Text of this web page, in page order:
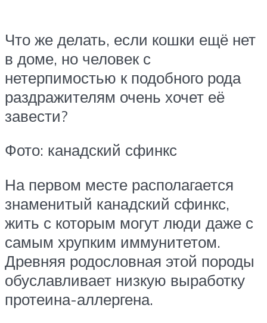
Что же делать, если кошки ещё нет
в доме, но человек с
нетерпимостью к подобного рода
раздражителям очень хочет её
завести?
Фото: канадский сфинкс
На первом месте располагается
знаменитый канадский сфинкс,
жить с которым могут люди даже с
самым хрупким иммунитетом.
Древняя родословная этой породы
обуславливает низкую выработку
протеина-аллергена.